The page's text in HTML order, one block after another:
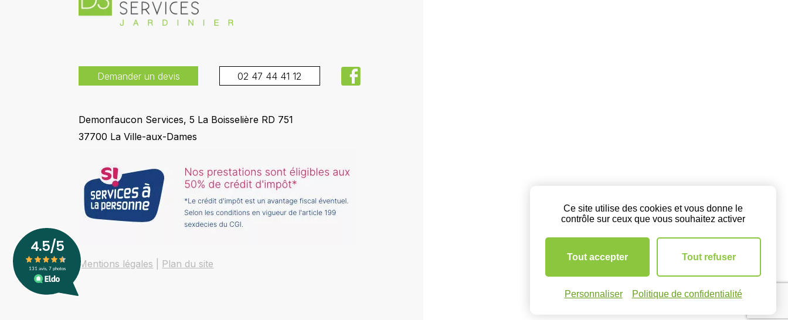
Demander un devis 02 47 44 41 12 facebook
Demonfaucon Services, 5 La Boisselière RD 751
37700 La Ville-aux-Dames
Mentions légales Plan du site
Ce site utilise des cookies et vous donne le
contrôle sur ceux que vous souhaitez activer
Tout accepter Tout refuser
Personnaliser Politique de confidentialité